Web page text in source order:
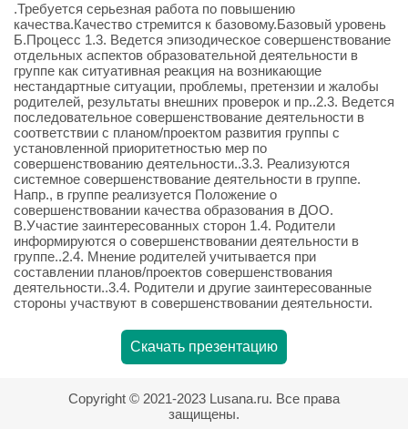
.Требуется серьезная работа по повышению
качества.Качество стремится к базовому.Базовый уровень
Б.Процесс 1.3. Ведется эпизодическое совершенствование
отдельных аспектов образовательной деятельности в
группе как ситуативная реакция на возникающие
нестандартные ситуации, проблемы, претензии и жалобы
родителей, результаты внешних проверок и пр..2.3. Ведется
последовательное совершенствование деятельности в
соответствии с планом/проектом развития группы с
установленной приоритетностью мер по
совершенствованию деятельности..3.3. Реализуются
системное совершенствование деятельности в группе.
Напр., в группе реализуется Положение о
совершенствовании качества образования в ДОО.
В.Участие заинтересованных сторон 1.4. Родители
информируются о совершенствовании деятельности в
группе..2.4. Мнение родителей учитывается при
составлении планов/проектов совершенствования
деятельности..3.4. Родители и другие заинтересованные
стороны участвуют в совершенствовании деятельности.
Скачать презентацию
Copyright © 2021-2023 Lusana.ru. Все права
защищены.